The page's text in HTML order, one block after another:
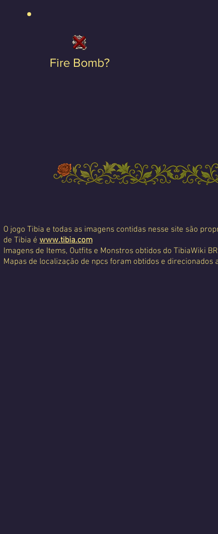
Fire Bomb?
O jogo Tibia e todas as imagens contidas nesse site são
de Tibia é www.tibia.com
Imagens de Items, Outfits e Monstros obtidos do TibiaWiki
Mapas de localização de npcs foram obtidos e direcionados